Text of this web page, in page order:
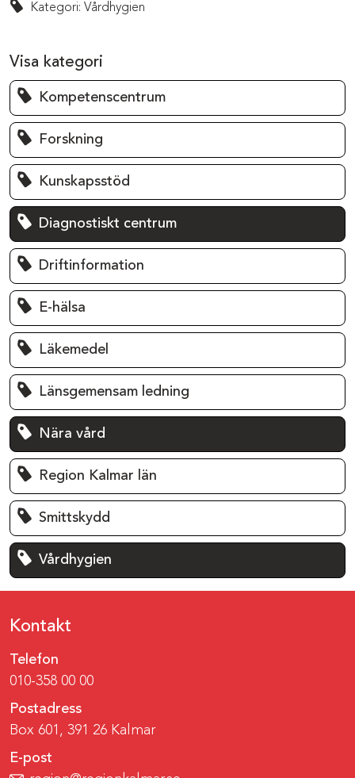
Kategori: Vårdhygien
Visa kategori
Kompetenscentrum
Forskning
Kunskapsstöd
Diagnostiskt centrum
Driftinformation
E-hälsa
Läkemedel
Länsgemensam ledning
Nära vård
Region Kalmar län
Smittskydd
Vårdhygien
Kontakt
Telefon
010-358 00 00
Postadress
Box 601, 391 26 Kalmar
E-post